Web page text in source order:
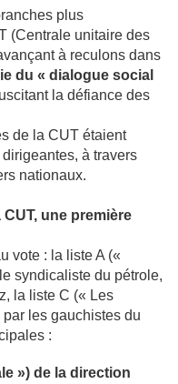
plus
(Centrale unitaire des
à reculons dans
du « dialogue social
la défiance des
de la CUT étaient
à travers
nationaux.
une première
vote : la liste A («
syndicaliste du pétrole,
la liste C (« Les
les gauchistes du
:
») de la direction